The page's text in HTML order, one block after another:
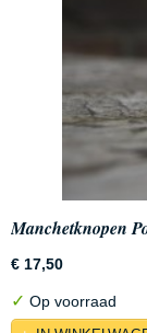
Manchetknopen
€ 17,50
✓ Op voorraad